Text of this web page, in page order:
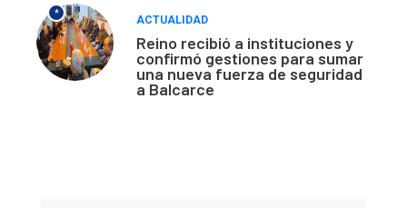
*
ACTUALIDAD
Reino recibió a instituciones y
confirmó gestiones para sumar
una nueva fuerza de seguridad
a Balcarce